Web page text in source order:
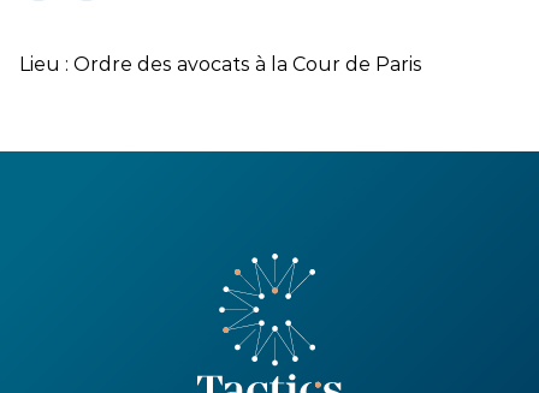
Lieu : Ordre des avocats à la Cour de Paris